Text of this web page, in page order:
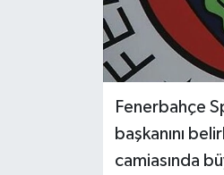
Fenerbahçe
başkanını
camiasında